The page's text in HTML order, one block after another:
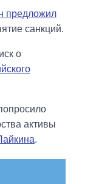
предложил
санкций.
о
активы
.